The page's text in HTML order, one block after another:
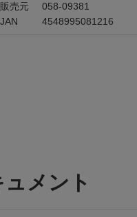
販売元
058-09381
JAN
4548995081216
ュメント